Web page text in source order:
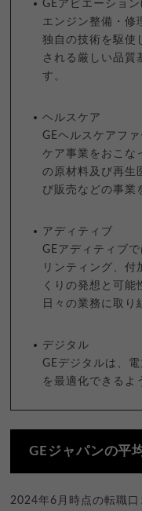
GEアビエーション
エンジン整備・修
独自の技術を駆使
される厳しい品質
す。
ヘルスケア
GEヘルスケアフ
ケア事業をおこな
の原材料及び再生
び販売などの事業
アディティブ
GEアディティブ
リンティング、付
くりの発想と可能
日々の業務に取り
デジタル
GEデジタルは、
を最適化できるよ
GEジャパンの平
2024年6月時点の転職口